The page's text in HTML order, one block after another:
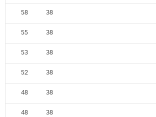
38
58
38
55
38
53
38
52
38
48
38
48